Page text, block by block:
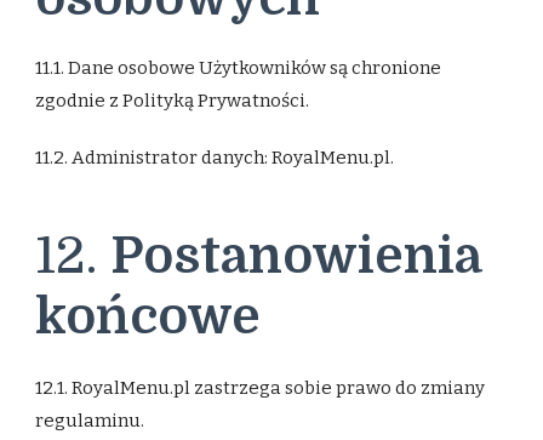
11.1. Dane osobowe Użytkowników są chronione
zgodnie z Polityką Prywatności.
11.2. Administrator danych: RoyalMenu.pl.
12. Postanowienia
końcowe
12.1. RoyalMenu.pl zastrzega sobie prawo do zmiany
regulaminu.